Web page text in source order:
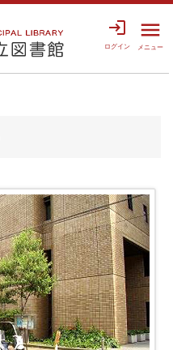
login
ログイン
menu
メニュー